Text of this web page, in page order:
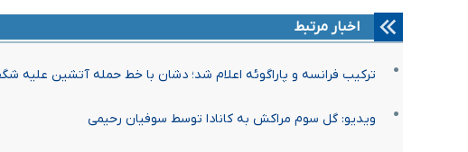
اخبار مرتبط
ترکیب فرانسه و پاراگوئه اعلام شد؛ دشان با خط حمله آتشین علیه
ویدیو: گل سوم مراکش به کانادا توسط سوفیان رحیمی